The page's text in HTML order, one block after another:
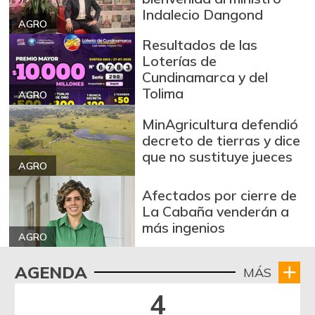
Arroz blanco
importado
07/25/2026
$ 3.283,00
-2,49%
Arroz de primera
07/25/2026
$ 3.494,15
Arroz de segunda
07/25/2026
$ 3.162,00
-0,53%
Arroz excelso
07/25/2026 +0,19%
Arroz paddy verde
12/09/2023
$ 1.572,00
Arroz sopa cristal $ 2.415,00
AGRO
Indalecio Dangond
AGRO
Resultados de las
Loterías de
Cundinamarca y del
Tolima
AGRO
MinAgricultura defendió
decreto de tierras y dice
que no sustituye jueces
AGRO
Afectados por cierre de
La Cabaña venderán a
más ingenios
AGENDA MÁS
4